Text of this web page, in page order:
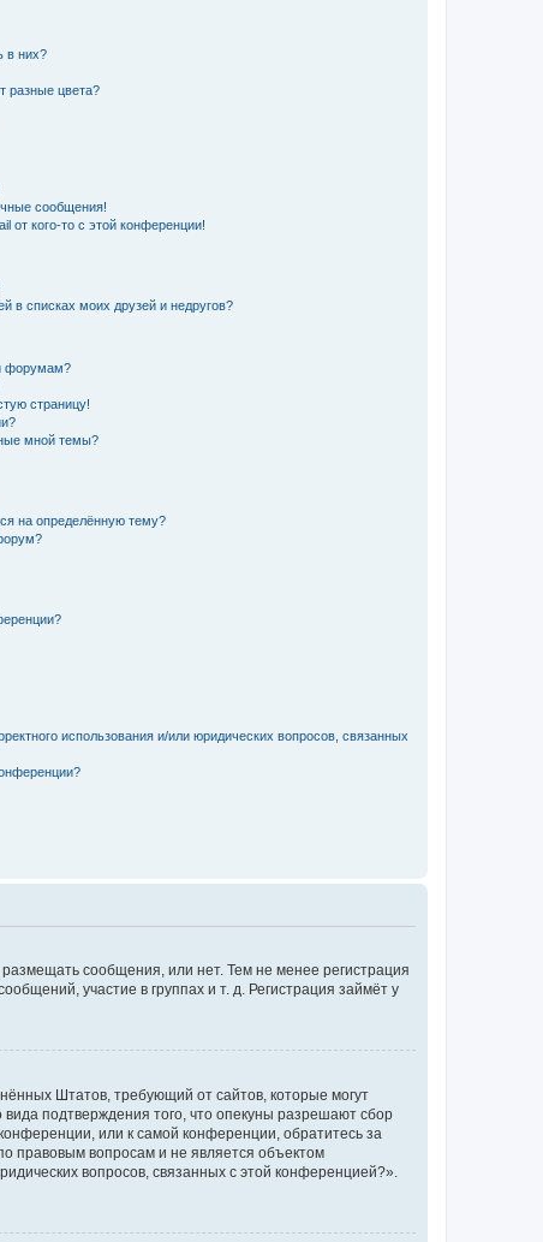
в них?
разные цвета?
сообщения!
от кого-то с этой конференции!
в списках моих друзей и недругов?
форумам?
страницу!
мной темы?
на определённую тему?
использования и/или юридических вопросов, связанных
сообщения, или нет. Тем не менее регистрация
участие в группах и т. д. Регистрация займёт у
Штатов, требующий от сайтов, которые могут
подтверждения того, что опекуны разрешают сбор
или к самой конференции, обратитесь за
правовым вопросам и не является объектом
вопросов, связанных с этой конференцией?».